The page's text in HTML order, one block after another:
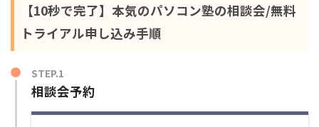
【10秒で完了】本気のパソコン塾の相談会/無料
トライアル申し込み手順
STEP.1
相談会予約